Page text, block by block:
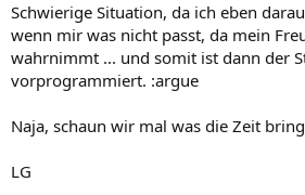
Schwierige Situation, da ich eben
wenn mir was nicht passt, da mein
wahrnimmt ... und somit ist dann der
vorprogrammiert. :argue
Naja, schaun wir mal was die Zeit
LG